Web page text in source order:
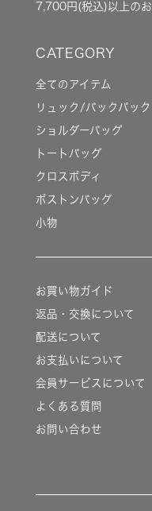
7,700円(税込)以上の
全てのアイテム
リュック/バックパック
ショルダーバッグ
トートバッグ
クロスボディ
ボストンバッグ
小物
お買い物ガイド
返品・交換について
配送について
お支払いについて
会員サービスについて
よくある質問
お問い合わせ